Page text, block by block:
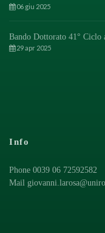
06 giu 2025
Bando Dottorato 41° Ciclo
29 apr 2025
Info
Phone 0039 06 72592582
Mail